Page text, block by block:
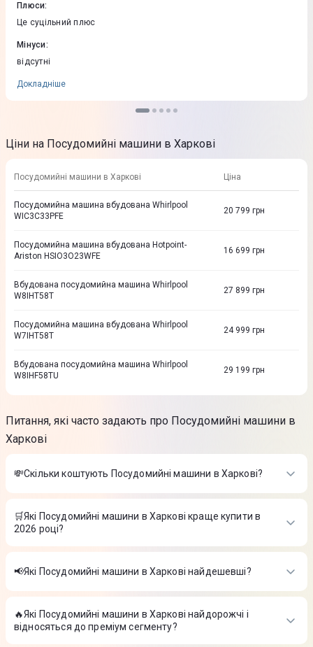
особливо забруднених предметів. ну а внутрішній простір просто
вразив. Я думала що третя полиця вкраде місце, але ні. друга
полиця регулюється по висоті. вона нереально величезна
всередині. миє якісно.
Плюси:
Це суцільний плюс
Мінуси:
відсутні
Докладніше
Ціни на Посудомийні машини в Харкові
Посудомийні машини в Харкові Ціна
Посудомийна машина вбудована Whirlpool
WIC3C33PFE
20 799 грн
Посудомийна машина вбудована Hotpoint-
Ariston HSIO3O23WFE
16 699 грн
Вбудована посудомийна машина Whirlpool
W8IHT58T
27 899 грн
Посудомийна машина вбудована Whirlpool
W7IHT58T
24 999 грн
Вбудована посудомийна машина Whirlpool
W8IHF58TU
29 199 грн
Питання, які часто задають про Посудомийні машини в
Харкові
💸Скільки коштують Посудомийні машини в Харкові?
Вартість товарів в категорії Посудомийні машини в Харкові в
інтернет-магазині Цитрус
Посудомийна машина вбудована Whirlpool WIC3C33PFE
18 399 ₴
🛒Які Посудомийні машини в Харкові краще купити в
2026 році?
Найкращі Посудомийні машини в Харкові в 2026 році на
думку інтернет-магазину Цитрус
Посудомийна машина вбудована Whirlpool WSFO3O23PF
18 399 ₴
📢Які Посудомийні машини в Харкові найдешевші?
На сьогодні найдешевші Посудомийні машини в Харкові
Посудомийна машина вбудована Whirlpool WIC3C33PFE
20 799 ₴
Посудомийна машина вбудована Whirlpool WSFO3O23PF-
🔥Які Посудомийні машини в Харкові найдорожчі і
відносяться до преміум сегменту?